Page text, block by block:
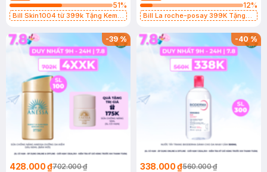
51%
Bill Skin1004 từ 399k Tặng Kem
SPF 50+ 20ml (SL Có Hạn)
12%
Bill La roche-posay 399K Tặng
(SL có hạn)
-39%
428.000 ₫702.000 ₫
-40%
338.000 ₫560.000 ₫